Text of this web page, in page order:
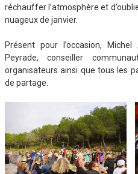
réchauffer l’atmosphère et
nuageux de janvier.
Présent pour l’occasion,
Peyrade, conseiller
organisateurs ainsi que tous les
de partage.